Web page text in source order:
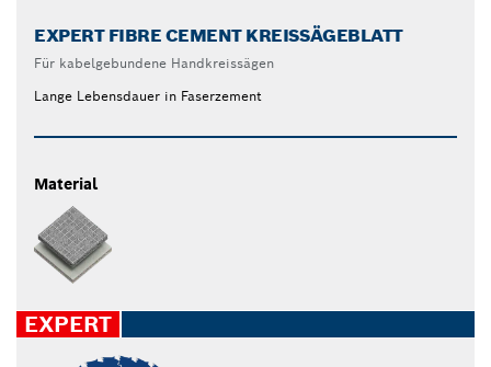
EXPERT FIBRE CEMENT KREISSÄGEBLATT
Für kabelgebundene Handkreissägen
Lange Lebensdauer in Faserzement
Material
EXPERT